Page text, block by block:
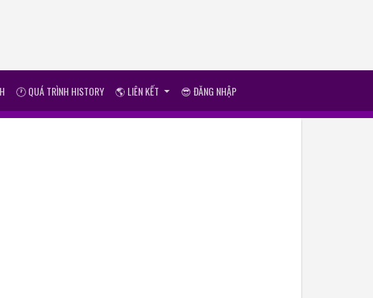
🕐 QUÁ TRÌNH HISTORY 🌎 LIÊN KẾT 😎 ĐĂNG NHẬP